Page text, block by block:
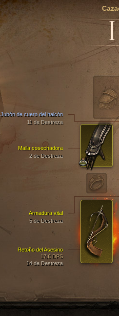
I
Jubón de cuero del halcón
11 de Destreza
Malla cosechadora
2 de Destreza
Armadura vital
5 de Destreza
Retoño del Asesino
17.6 DPS
14 de Destreza